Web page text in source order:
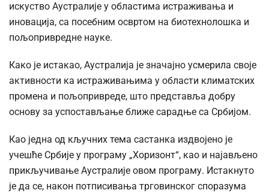
искуство Аустралије у областима истраживања и
иновација, са посебним освртом на биотехнолошка и
пољопривредне науке.
Како је истакао, Аустралија је значајно усмерила своје
активности ка истраживањима у области климатских
промена и пољопривреде, што представља добру
основу за успостављање ближе сарадње са Србијом.
Као једна од кључних тема састанка издвојено је
учешће Србије у програму „Хоризонт“, као и најављено
прикључивање Аустралије овом програму. Истакнуто
је да се, након потписивања трговинског споразума